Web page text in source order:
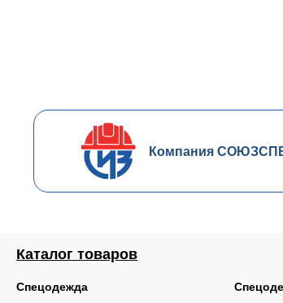
Компания
Каталог товаров
Спецодежда